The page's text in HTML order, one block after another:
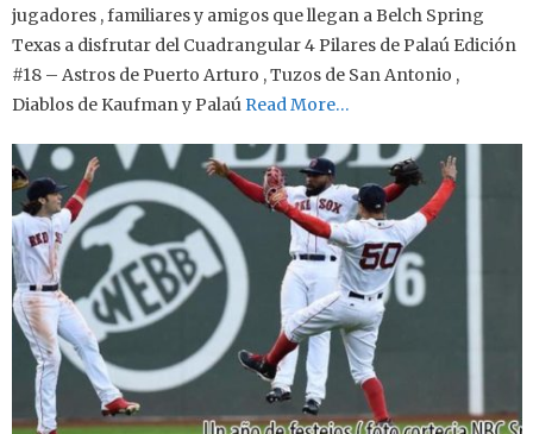
jugadores , familiares y amigos que llegan a Belch Spring
Texas a disfrutar del Cuadrangular 4 Pilares de Palaú Edición
#18 – Astros de Puerto Arturo , Tuzos de San Antonio ,
Diablos de Kaufman y Palaú Read More…